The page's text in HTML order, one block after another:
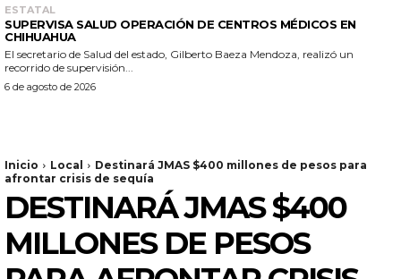
ESTATAL
SUPERVISA SALUD OPERACIÓN DE CENTROS MÉDICOS EN
CHIHUAHUA
El secretario de Salud del estado, Gilberto Baeza Mendoza, realizó un
recorrido de supervisión...
6 de agosto de 2026